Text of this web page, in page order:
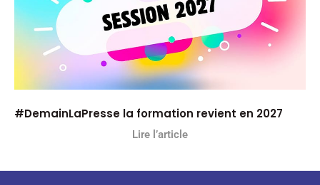
#DemainLaPresse la formation revient en 2027
Lire l’article